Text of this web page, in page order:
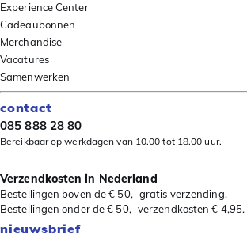
Experience Center
Cadeaubonnen
Merchandise
Vacatures
Samenwerken
contact
085 888 28 80
Bereikbaar op werkdagen van 10.00 tot 18.00 uur.
Verzendkosten in Nederland
Bestellingen boven de € 50,- gratis verzending.
Bestellingen onder de € 50,- verzendkosten € 4,95.
nieuwsbrief